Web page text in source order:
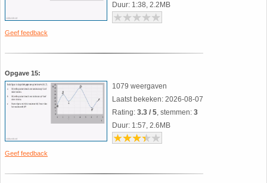
Geef feedback
Duur: 1:38, 2.2MB
Opgave 15:
Geef feedback
1079 weergaven
Laatst bekeken: 2026-08-07
Rating: 3.3 / 5, stemmen: 3
Duur: 1:57, 2.6MB